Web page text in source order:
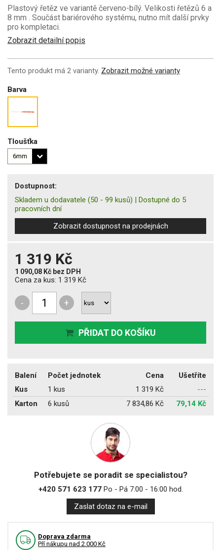
Plastový řetěz ve variantě červeno-bílý. Velikosti řetězů 6 a
8 mm . Součást bariérového systému, nutno mít další prvky
pro kompletaci.
Zobrazit detailní popis
Tento produkt má 2 varianty. Zobrazit možné varianty
Barva
Tloušťka
Dostupnost:
Skladem u dodavatele (50 - 99 kusů) | Dostupné do 5
pracovních dní
Zobrazit dostupnost na prodejnách
1 319 Kč
1 090,08 Kč bez DPH
Cena za kus: 1 319 Kč
- +
PŘIDAT DO KOŠÍKU
Balení Počet jednotek Cena
Ušetříte
Kus
1 kus 1 319 Kč
---
Karton
6 kusů 7 834,86 Kč 79,14 Kč
Potřebujete se poradit se specialistou?
+420 571 623 177Po - Pá 7:00 - 16:00 hod.
Zaslat dotaz na e-mail
Doprava zdarma
Pří nákupu nad 2.000 Kč